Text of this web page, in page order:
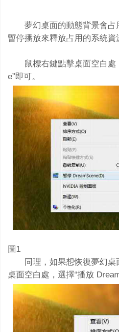
夢幻桌面的動態背景會占
暫停播放來釋放占用的系統資
鼠標右鍵點擊桌面空白處
e”即可。
圖1
同理，如果想恢復夢幻桌
桌面空白處，選擇“播放